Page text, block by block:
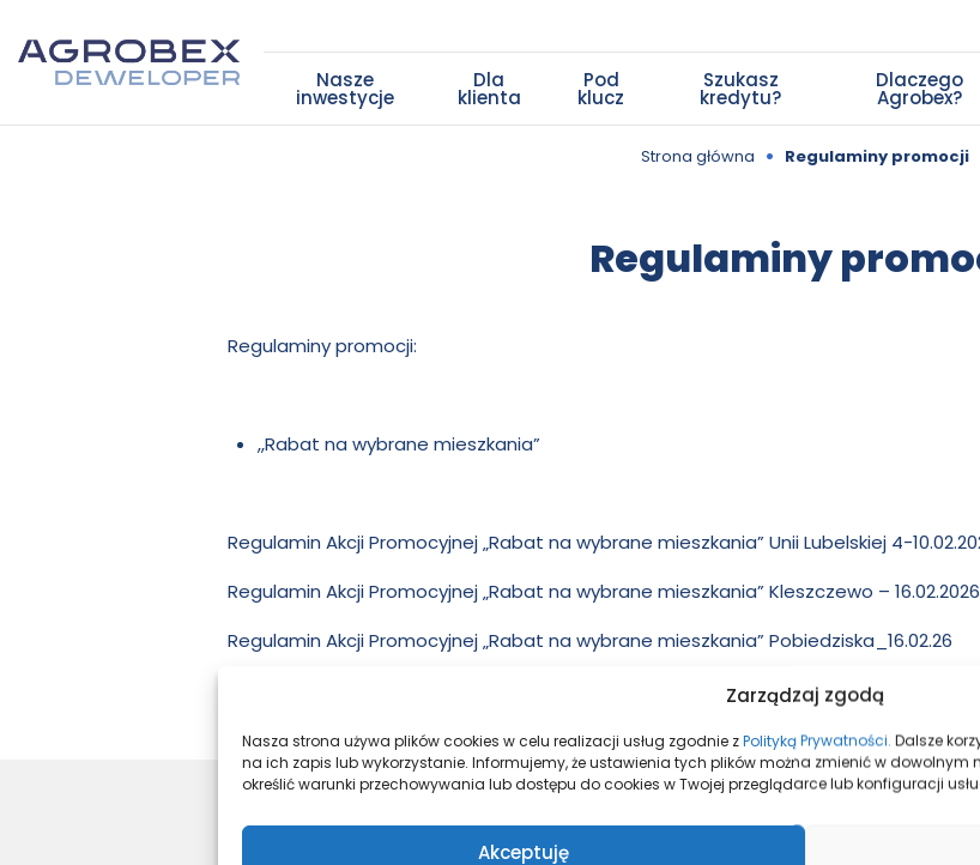
Zarządzaj zgodą
Nasza strona używa plików cookies w celu realizacji usług zgodnie zPolityką Prywatności. Dalsze
na ich zapis lub wykorzystanie. Informujemy, że ustawienia tych plików można zmienić w
określić warunki przechowywania lub dostępu do cookies w Twojej przeglądarce lub konfiguracji
Akceptuję
Nasze
inwestycje
Dla
klienta
Pod
klucz
Szukasz
kredytu?
Dlaczego
Agrobex?
Strona główna • Regulaminy promocji
Regulaminy
Regulaminy promocji:
,,Rabat na wybrane mieszkania”
Regulamin Akcji Promocyjnej „Rabat na wybrane mieszkania” Unii Lubelskiej 4-
Regulamin Akcji Promocyjnej „Rabat na wybrane mieszkania” Kleszczewo – 16.02.2026
Regulamin Akcji Promocyjnej „Rabat na wybrane mieszkania” Pobiedziska_16.02.26
Nasze inwestycje
Aktualności